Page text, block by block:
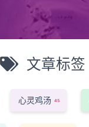
文章标签
心灵鸡汤 45